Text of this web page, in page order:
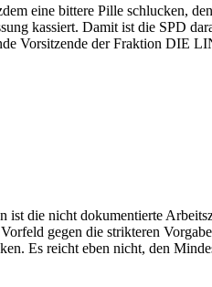
eine bittere Pille schlucken,
kassiert. Damit ist die SPD
Vorsitzende der Fraktion DIE
die nicht dokumentierte
gegen die strikteren
Es reicht eben nicht, den